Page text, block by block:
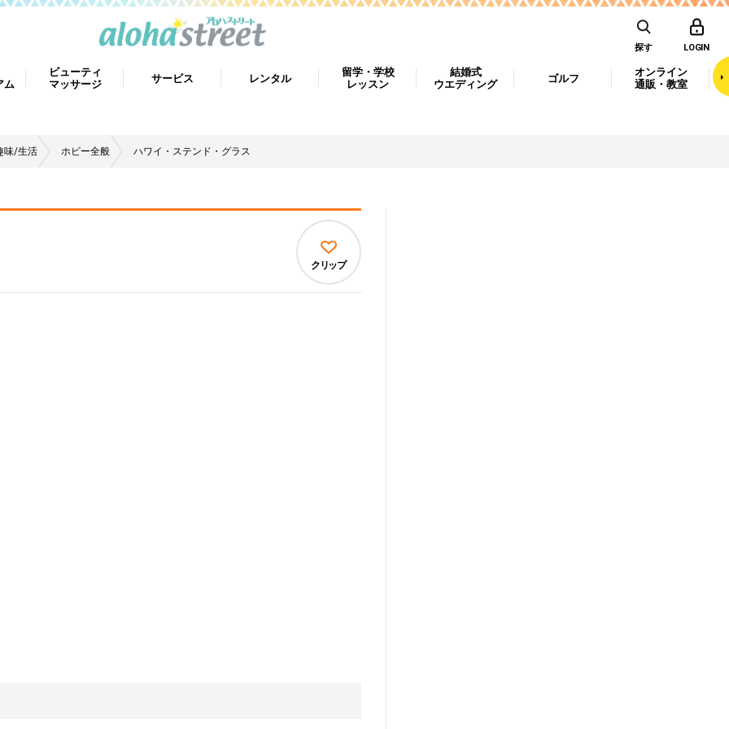
探す LOGIN
ム
ビューティ
マッサージ
サービス レンタル
留学・学校
レッスン
結婚式
ウエディング
ゴルフ
オンライン
通販・教室
味/生活 ホビー全般 ハワイ・ステンド・グラス
クリップ